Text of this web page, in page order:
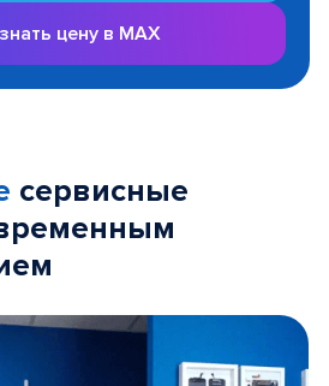
цену в MAX
сервисные